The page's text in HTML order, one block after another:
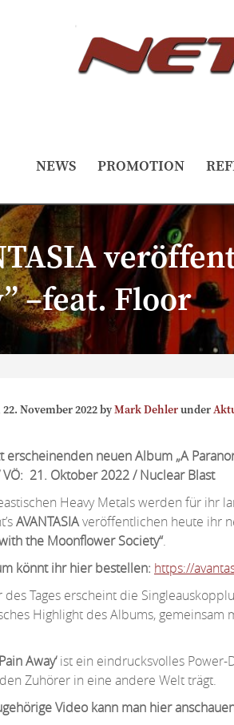
NEWS PROMOTION
–feat. Floor
22. November 2022byMark Dehlerunder
erscheinenden neuen Album „A
VÖ: 21. Oktober 2022 / Nuclear Blast
Heavy Metals werden für ihr
AVANTASIAveröffentlichen heute ihr
the Moonflower Society“.
könnt ihr hier bestellen: https://
des Tages erscheint die
Highlight des Albums, gemeinsam
Away‘ist ein eindrucksvolles Power-
Zuhörer in eine andere Welt trägt.
Video kann man hier